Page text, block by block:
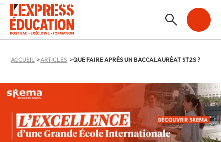
ACCUEIL ARTICLES QUE FAIRE APRÈS UN BACCALAURÉAT ST2S ?